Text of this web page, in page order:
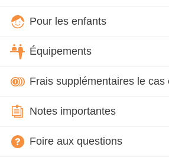
Pour les enfants
Équipements
Frais supplémentaires le cas
Notes importantes
Foire aux questions